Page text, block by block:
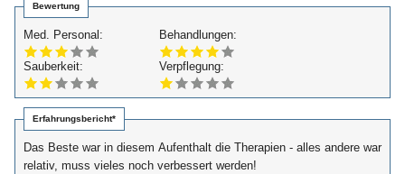
Bewertung
Med. Personal: Behandlungen:
Sauberkeit: Verpflegung:
Erfahrungsbericht*
Das Beste war in diesem Aufenthalt die Therapien - alles andere war
relativ, muss vieles noch verbessert werden!